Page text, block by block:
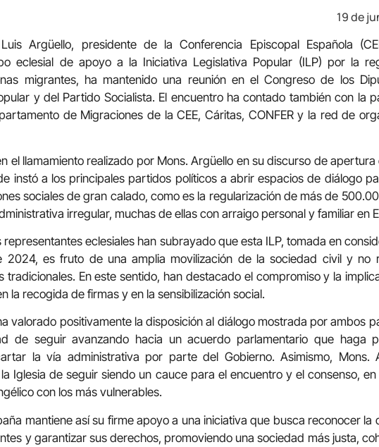
19 de
Argüello, presidente de la Conferencia Episcopal Española
eclesial de apoyo a la Iniciativa Legislativa Popular (ILP) por la
migrantes, ha mantenido una reunión en el Congreso de los
y del Partido Socialista. El encuentro ha contado también con la
de Migraciones de la CEE, Cáritas, CONFER y la red de
el llamamiento realizado por Mons. Argüello en su discurso de apertura
instó a los principales partidos políticos a abrir espacios de diálogo
sociales de gran calado, como es la regularización de más de
irregular, muchas de ellas con arraigo personal y familiar en
representantes eclesiales han subrayado que esta ILP, tomada en
2024, es fruto de una amplia movilización de la sociedad civil y no
tradicionales. En este sentido, han destacado el compromiso y la
la recogida de firmas y en la sensibilización social.
valorado positivamente la disposición al diálogo mostrada por ambos
de seguir avanzando hacia un acuerdo parlamentario que haga
la vía administrativa por parte del Gobierno. Asimismo, Mons.
Iglesia de seguir siendo un cauce para el encuentro y el consenso,
con los más vulnerables.
mantiene así su firme apoyo a una iniciativa que busca reconocer la
y garantizar sus derechos, promoviendo una sociedad más justa,